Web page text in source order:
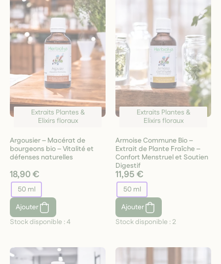
Extraits Plantes &
Elixirs floraux
Argousier – Macérat de
bourgeons bio – Vitalité et
défenses naturelles
18,90 €
50 ml
Ajouter
Stock disponible :4
Extraits Plantes &
Elixirs floraux
Armoise Commune Bio –
Extrait de Plante Fraîche –
Confort Menstruel et Soutien
Digestif
11,95 €
50 ml
Ajouter
Stock disponible : 2